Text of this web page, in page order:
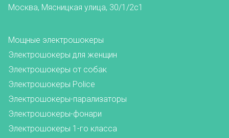
Москва, Мясницкая улица, 30/1/2с1
Мощные электрошокеры
Электрошокеры для женщин
Электрошокеры от собак
Электрошокеры Police
Электрошокеры-парализаторы
Электрошокеры-фонари
Электрошокеры 1-го класса